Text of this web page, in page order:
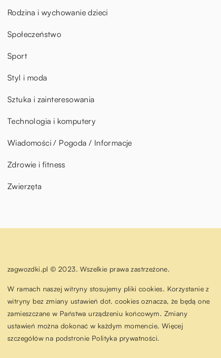
Rodzina i wychowanie dzieci
Społeczeństwo
Sport
Styl i moda
Sztuka i zainteresowania
Technologia i komputery
Wiadomości / Pogoda / Informacje
Zdrowie i fitness
Zwierzęta
zagwozdki.pl © 2023. Wszelkie prawa zastrzeżone.
W ramach naszej witryny stosujemy pliki cookies. Korzystanie z
witryny bez zmiany ustawień dot. cookies oznacza, że będą one
zamieszczane w Państwa urządzeniu końcowym. Zmiany
ustawień można dokonać w każdym momencie. Więcej
szczegółów na podstronie Polityka prywatności.